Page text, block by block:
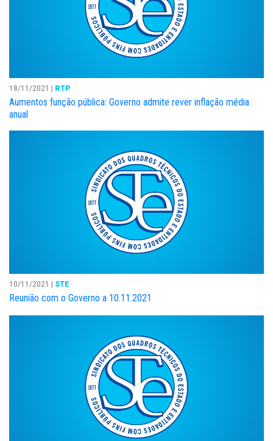
18/11/2021 | RTP
Aumentos função pública: Governo admite rever inflação média
anual
10/11/2021 | STE
Reunião com o Governo a 10.11.2021